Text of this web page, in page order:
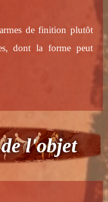
de finition plutôt
dont la forme peut
l'objet